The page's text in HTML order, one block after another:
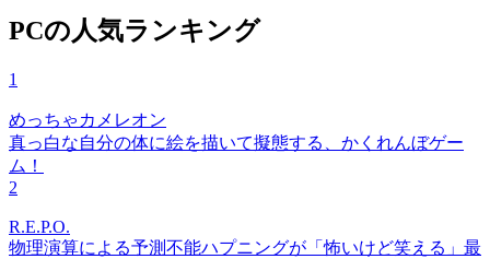
PCの人気ランキング
1
めっちゃカメレオン
真っ白な自分の体に絵を描いて擬態する、かくれんぼゲー
ム！
2
R.E.P.O.
物理演算による予測不能ハプニングが「怖いけど笑える」最